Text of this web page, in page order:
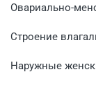
Овариально-
Строение
Наружные